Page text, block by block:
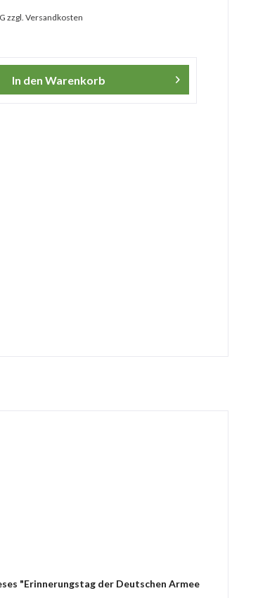
zzgl. Versandkosten
In den Warenkorb
"Erinnerungstag der Deutschen Armee